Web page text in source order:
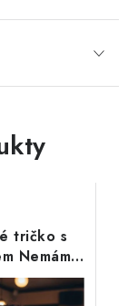
tričko s
Nemám
alkoholem